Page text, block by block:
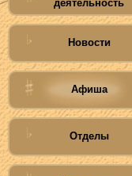
деятельность
Новости
Афиша
Отделы